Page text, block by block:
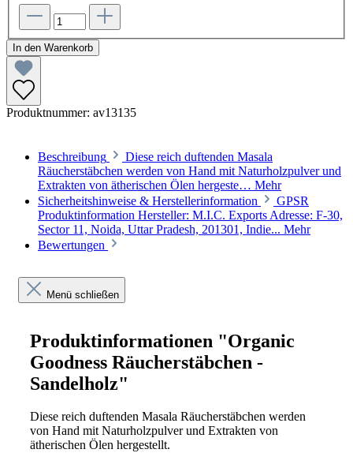
In den Warenkorb
Produktnummer: av13135
Beschreibung
Diese reich duftenden Masala
Räucherstäbchen werden von Hand mit Naturholzpulver und
Extrakten von ätherischen Ölen hergeste… Mehr
Sicherheitshinweise & Herstellerinformation
GPSR
Produktinformation Hersteller: M.I.C. Exports Adresse: F-30,
Sector 11, Noida, Uttar Pradesh, 201301, Indie... Mehr
Bewertungen
Menü schließen
Produktinformationen "Organic
Goodness Räucherstäbchen -
Sandelholz"
Diese reich duftenden Masala Räucherstäbchen werden
von Hand mit Naturholzpulver und Extrakten von
ätherischen Ölen hergestellt.